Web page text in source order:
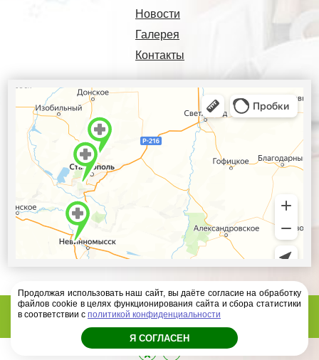
Новости
Галерея
Контакты
Диагностический центр Ателлас - 2026 год
Продолжая использовать наш сайт, вы даёте согласие на обработку
файлов cookie в целях функционирования сайта и сбора статистики
в соответствии с политикой конфиденциальности
Я СОГЛАСЕН